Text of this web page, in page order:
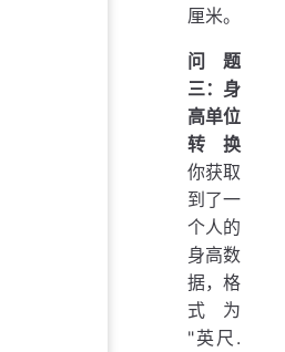
厘米。
问题
三：身
高单位
转换
你获取
到了一
个人的
身高数
据，格
式为
"英尺.